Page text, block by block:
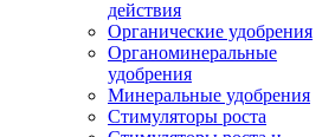
действия
Органические удобрения
Органоминеральные
удобрения
Минеральные удобрения
Стимуляторы роста